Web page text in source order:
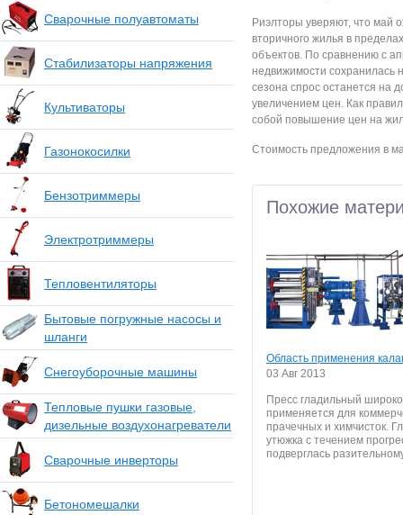
Сварочные полуавтоматы
Стабилизаторы напряжения
Культиваторы
Газонокосилки
Бензотриммеры
Электротриммеры
Тепловентиляторы
Бытовые погружные насосы и
шланги
Снегоуборочные машины
Тепловые пушки газовые,
дизельные воздухонагреватели
Сварочные инверторы
Бетономешалки
Риэлторы уверяют, что май
вторичного жилья в
объектов. По сравнению с
недвижимости сохранилась
сезона спрос останется на
увеличением цен. Как
собой повышение цен на
Стоимость предложения в
Похожие
Область применения
03 Авг 2013
Пресс гладильный широко
применяется для
прачечных и химчисток.
утюжка с течением
подверглась